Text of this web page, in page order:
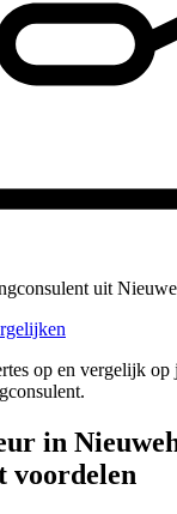
uit
op en vergelijk op
in
voordelen